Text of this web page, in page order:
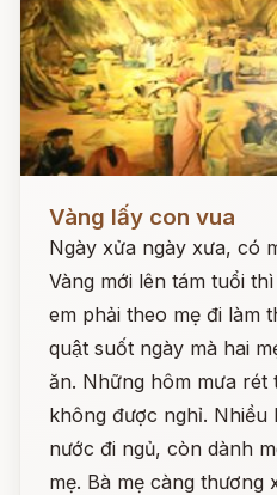
Vàng lấy con vua
Ngày xửa ngày xưa, có
Vàng mới lên tám tuổi
em phải theo mẹ đi làm
quật suốt ngày mà hai
ăn. Những hôm mưa rét
không được nghỉ. Nhiều
nước đi ngủ, còn dành
mẹ. Bà mẹ càng thương